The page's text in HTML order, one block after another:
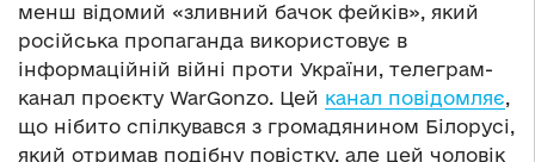
менш відомий «зливний бачок фейків», який
російська пропаганда використовує в
інформаційній війні проти України, телеграм-
канал проєкту WarGonzo. Цей канал повідомляє,
що нібито спілкувався з громадянином Білорусі,
який отримав подібну повістку, але цей чоловік